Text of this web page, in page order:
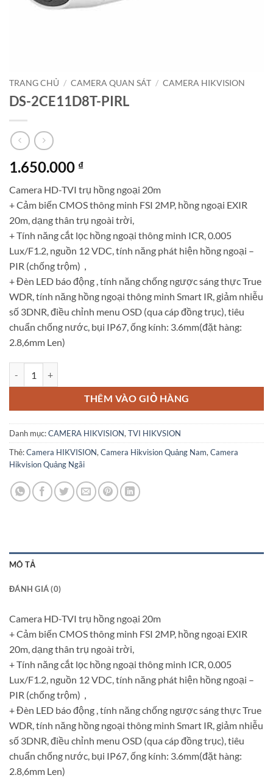
TRANG CHỦ / CAMERA QUAN SÁT / CAMERA HIKVISION
DS-2CE11D8T-PIRL
1.650.000 ₫
Camera HD-TVI trụ hồng ngoại 20m
+ Cảm biến CMOS thông minh FSI 2MP, hồng ngoại EXIR
20m, dạng thân trụ ngoài trời,
+ Tính năng cắt lọc hồng ngoại thông minh ICR, 0.005
Lux/F1.2, nguồn 12 VDC, tính năng phát hiện hồng ngoại –
PIR (chống trộm)，
+ Đèn LED báo động , tính năng chống ngược sáng thực True
WDR, tính năng hồng ngoại thông minh Smart IR, giảm nhiễu
số 3DNR, điều chỉnh menu OSD (qua cáp đồng trục), tiêu
chuẩn chống nước, bụi IP67, ống kính: 3.6mm(đặt hàng:
2.8,6mm Len)
THÊM VÀO GIỎ HÀNG
Danh mục:CAMERA HIKVISION, TVI HIKVSION
Thẻ:Camera HIKVISION, Camera Hikvision Quảng Nam, Camera
Hikvision Quảng Ngãi
MÔ TẢ
ĐÁNH GIÁ (0)
Camera HD-TVI trụ hồng ngoại 20m
+ Cảm biến CMOS thông minh FSI 2MP, hồng ngoại EXIR
20m, dạng thân trụ ngoài trời,
+ Tính năng cắt lọc hồng ngoại thông minh ICR, 0.005
Lux/F1.2, nguồn 12 VDC, tính năng phát hiện hồng ngoại –
PIR (chống trộm)，
+ Đèn LED báo động , tính năng chống ngược sáng thực True
WDR, tính năng hồng ngoại thông minh Smart IR, giảm nhiễu
số 3DNR, điều chỉnh menu OSD (qua cáp đồng trục), tiêu
chuẩn chống nước, bụi IP67, ống kính: 3.6mm(đặt hàng:
2.8,6mm Len)